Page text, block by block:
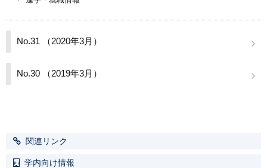
No.31 （2020年3月）
No.30 （2019年3月）
関連リンク
学内向け情報